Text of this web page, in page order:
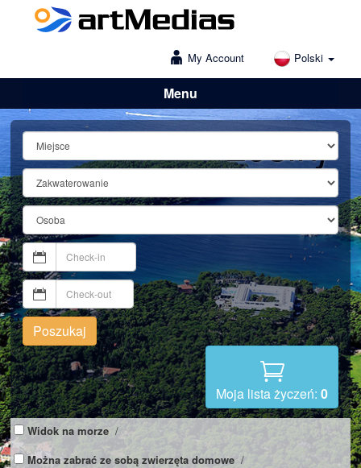
My Account Polski
Menu
Lošinj
Poszukaj
Moja lista życzeń: 0
Widok na morze /
Można zabrać ze sobą zwierzęta domowe /